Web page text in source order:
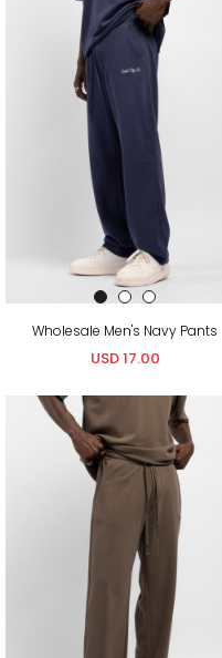
Wholesale Men's Navy Pants
USD 17.00